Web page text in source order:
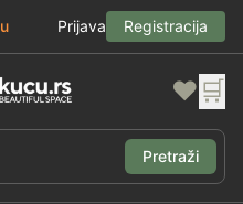
Prijava Registracija
❤️ 🛒
Pretraži